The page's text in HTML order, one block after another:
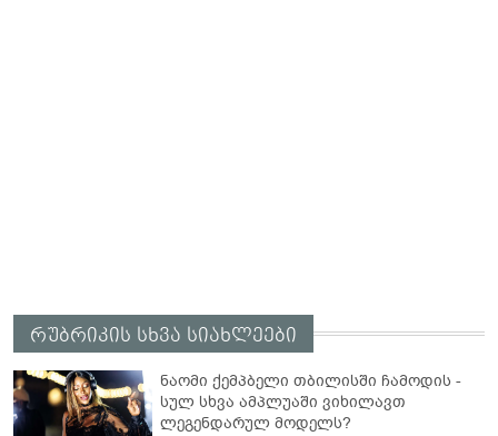
რუბრიკის სხვა სიახლეები
ნაომი ქემპბელი თბილისში ჩამოდის -
სულ სხვა ამპლუაში ვიხილავთ
ლეგენდარულ მოდელს?